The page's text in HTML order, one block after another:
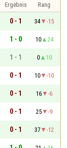
Ergebnis
Rang
0 - 1 34
-15
1 - 0 10
24
1 - 1 0
10
0 - 1 10
-10
0 - 1 16
-6
0 - 1 25
-9
0 - 1 37
-12